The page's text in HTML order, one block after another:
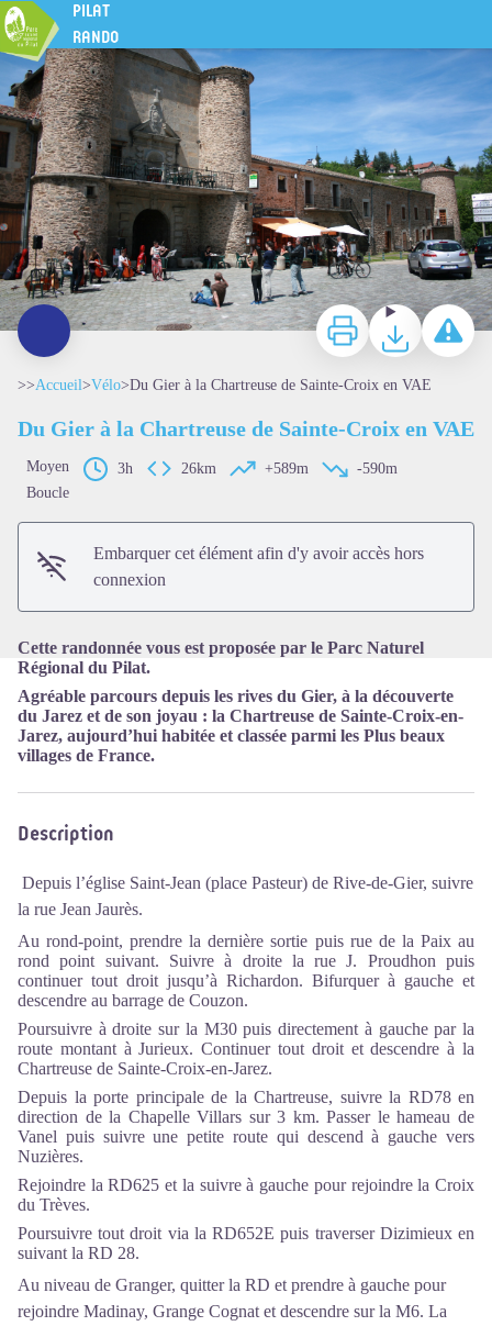
PILAT
RANDO
Du Gier à la Chartreuse de Sainte-Croix en VAE
ImprimerTéléchargerSignaler
>>Accueil>Vélo>Du Gier à la Chartreuse de Sainte-Croix en VAE
Du Gier à la Chartreuse de Sainte-Croix en VAE
Moyen 3h 26km +589m
-590m
Boucle
Embarquer cet élément afin d'y avoir accès hors
connexion
Cette randonnée vous est proposée par le Parc Naturel
Régional du Pilat.
Agréable parcours depuis les rives du Gier, à la découverte
du Jarez et de son joyau : la Chartreuse de Sainte-Croix-en-
Jarez, aujourd’hui habitée et classée parmi les Plus beaux
villages de France.
Description
Depuis l’église Saint-Jean (place Pasteur) de Rive-de-Gier, suivre
la rue Jean Jaurès.
Au rond-point, prendre la dernière sortie puis rue de la Paix au
rond point suivant. Suivre à droite la rue J. Proudhon puis
continuer tout droit jusqu’à Richardon. Bifurquer à gauche et
descendre au barrage de Couzon.
Poursuivre à droite sur la M30 puis directement à gauche par la
route montant à Jurieux. Continuer tout droit et descendre à la
Chartreuse de Sainte-Croix-en-Jarez.
Depuis la porte principale de la Chartreuse, suivre la RD78 en
direction de la Chapelle Villars sur 3 km. Passer le hameau de
Vanel puis suivre une petite route qui descend à gauche vers
Nuzières.
Rejoindre la RD625 et la suivre à gauche pour rejoindre la Croix
du Trèves.
Poursuivre tout droit via la RD652E puis traverser Dizimieux en
suivant la RD 28.
Au niveau de Granger, quitter la RD et prendre à gauche pour
rejoindre Madinay, Grange Cognat et descendre sur la M6. La